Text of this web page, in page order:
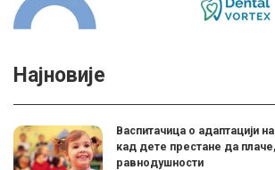
Најновије
Васпитачица о адаптацији
кад дете престане да
равнодушности